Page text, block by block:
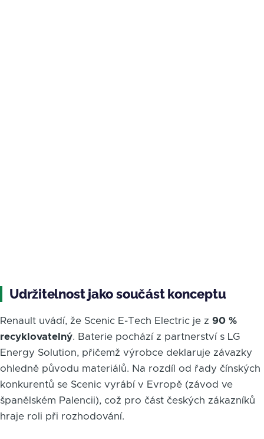
Udržitelnost jako součást konceptu
Renault uvádí, že Scenic E-Tech Electric je z 90 %
recyklovatelný. Baterie pochází z partnerství s LG
Energy Solution, přičemž výrobce deklaruje závazky
ohledně původu materiálů. Na rozdíl od řady čínských
konkurentů se Scenic vyrábí v Evropě (závod ve
španělském Palencii), což pro část českých zákazníků
hraje roli při rozhodování.